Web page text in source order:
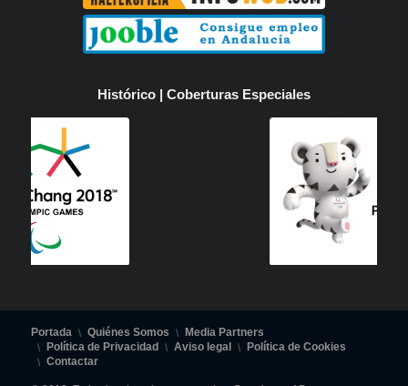
Histórico | Coberturas Especiales
Portada Quiénes Somos
Media Partners
Política de Privacidad
Aviso legal
Política de Cookies
Contactar